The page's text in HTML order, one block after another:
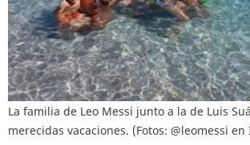
La familia de Leo Messi junto a la de Luis
merecidas vacaciones. (Fotos: @leomessi